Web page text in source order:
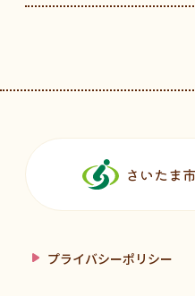
さいたま
プライバシーポリシー